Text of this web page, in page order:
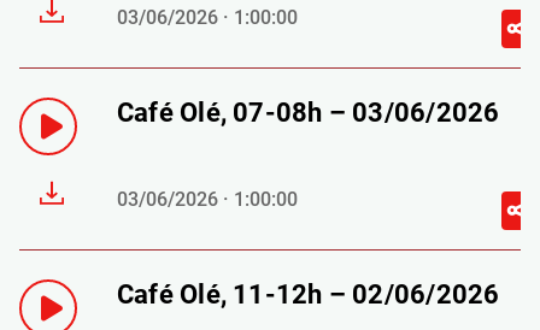
03/06/2026 · 1:00:00
Café Olé, 07-08h – 03/06/2026
03/06/2026 · 1:00:00
Café Olé, 11-12h – 02/06/2026